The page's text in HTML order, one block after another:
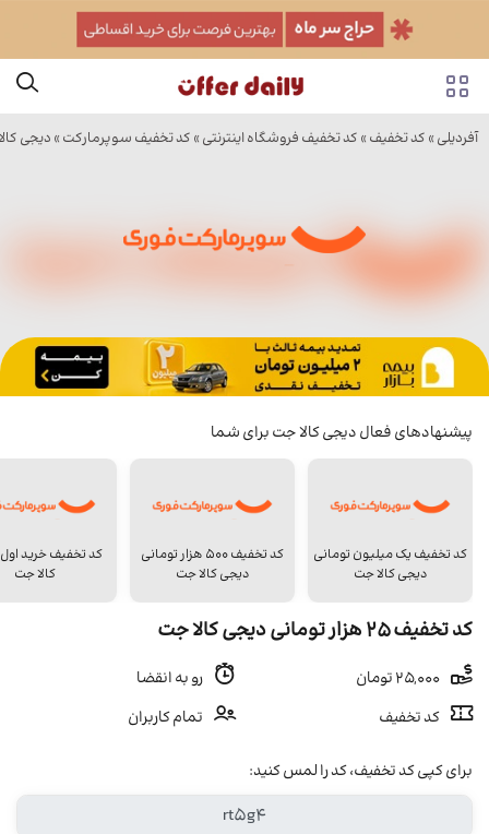
آفردیلی » کد تخفیف » کد تخفیف فروشگاه اینترنتی » کد تخفیف سوپرمارکت » دیجی
پیشنهادهای فعال دیجی کالا جت برای شما
کد تخفیف یک میلیون تومانی
دیجی کالا جت
کد تخفیف 500 هزار تومانی
دیجی کالا جت
کد تخفیف خرید
کالا جت
کد تخفیف 25 هزار تومانی دیجی کالا جت
رو به انقضا
کد تخفیف
تمام کاربران
برای کپی کد تخفیف، کد را لمس کنید: